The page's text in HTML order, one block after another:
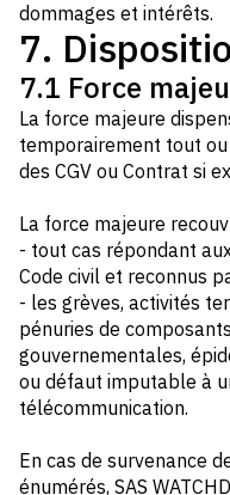
dommages et intérêts.
7.
7.1 Force
La force majeure
temporairement tout
des CGV ou Contrat si
La force majeure
- tout cas répondant
Code civil et reconnus
- les grèves, activités
pénuries de
gouvernementales,
ou défaut imputable à
télécommunication.
En cas de survenance
énumérés, SAS